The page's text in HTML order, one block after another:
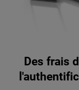
Des frais